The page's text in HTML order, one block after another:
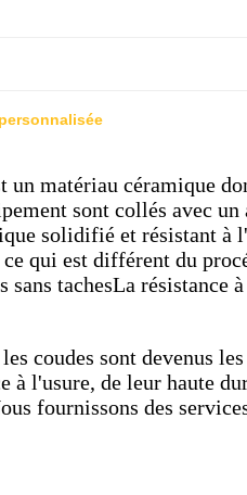
un matériau céramique
sont collés avec un
solidifié et résistant à
qui est différent du
tachesLa résistance
coudes sont devenus
à l'usure, de leur haute
fournissons des